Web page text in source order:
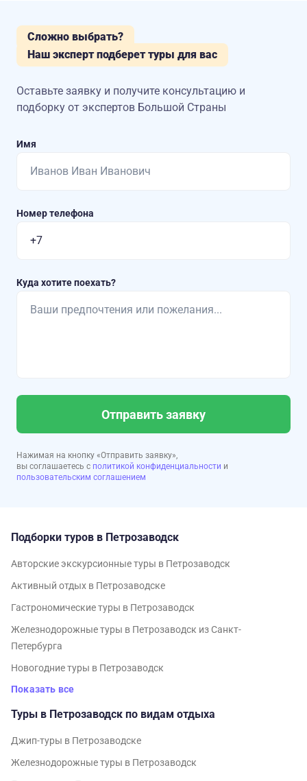
Сложно выбрать?
Наш эксперт подберет туры для вас
Оставьте заявку и получите консультацию и
подборку от экспертов Большой Страны
Имя
Номер телефона
Куда хотите поехать?
Отправить заявку
Нажимая на кнопку «Отправить заявку»,
вы соглашаетесь с политикой конфиденциальности и
пользовательским соглашением
Подборки туров в Петрозаводск
Авторские экскурсионные туры в Петрозаводск
Активный отдых в Петрозаводске
Гастрономические туры в Петрозаводск
Железнодорожные туры в Петрозаводск из Санкт-
Петербурга
Новогодние туры в Петрозаводск
Показать все
Туры в Петрозаводск по видам отдыха
Джип-туры в Петрозаводске
Железнодорожные туры в Петрозаводск